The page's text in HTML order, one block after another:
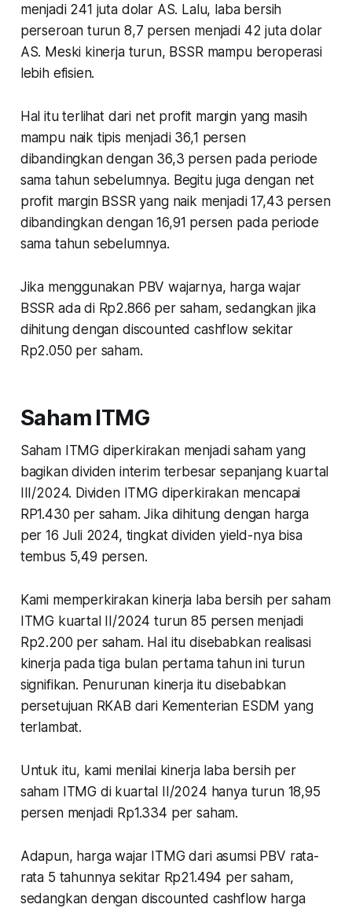
menjadi 241 juta dolar AS. Lalu, laba bersih
perseroan turun 8,7 persen menjadi 42 juta dolar
AS. Meski kinerja turun, BSSR mampu beroperasi
lebih efisien.
Hal itu terlihat dari net profit margin yang masih
mampu naik tipis menjadi 36,1 persen
dibandingkan dengan 36,3 persen pada periode
sama tahun sebelumnya. Begitu juga dengan net
profit margin BSSR yang naik menjadi 17,43 persen
dibandingkan dengan 16,91 persen pada periode
sama tahun sebelumnya.
Jika menggunakan PBV wajarnya, harga wajar
BSSR ada di Rp2.866 per saham, sedangkan jika
dihitung dengan discounted cashflow sekitar
Rp2.050 per saham.
Saham ITMG
Saham ITMG diperkirakan menjadi saham yang
bagikan dividen interim terbesar sepanjang kuartal
III/2024. Dividen ITMG diperkirakan mencapai
RP1.430 per saham. Jika dihitung dengan harga
per 16 Juli 2024, tingkat dividen yield-nya bisa
tembus 5,49 persen.
Kami memperkirakan kinerja laba bersih per saham
ITMG kuartal II/2024 turun 85 persen menjadi
Rp2.200 per saham. Hal itu disebabkan realisasi
kinerja pada tiga bulan pertama tahun ini turun
signifikan. Penurunan kinerja itu disebabkan
persetujuan RKAB dari Kementerian ESDM yang
terlambat.
Untuk itu, kami menilai kinerja laba bersih per
saham ITMG di kuartal II/2024 hanya turun 18,95
persen menjadi Rp1.334 per saham.
Adapun, harga wajar ITMG dari asumsi PBV rata-
rata 5 tahunnya sekitar Rp21.494 per saham,
sedangkan dengan discounted cashflow harga